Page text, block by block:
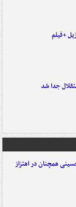
+فیلم
جدا شد
همچنان در اهتزاز